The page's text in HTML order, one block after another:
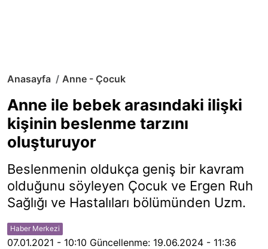
Anasayfa Anne - Çocuk
Anne ile bebek arasındaki ilişki
kişinin beslenme tarzını
oluşturuyor
Beslenmenin oldukça geniş bir kavram
olduğunu söyleyen Çocuk ve Ergen Ruh
Sağlığı ve Hastalıları bölümünden Uzm.
Haber Merkezi
07.01.2021 - 10:10 Güncellenme: 19.06.2024 - 11:36